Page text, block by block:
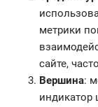
метрики
сайте,
Вершина:
индикатор